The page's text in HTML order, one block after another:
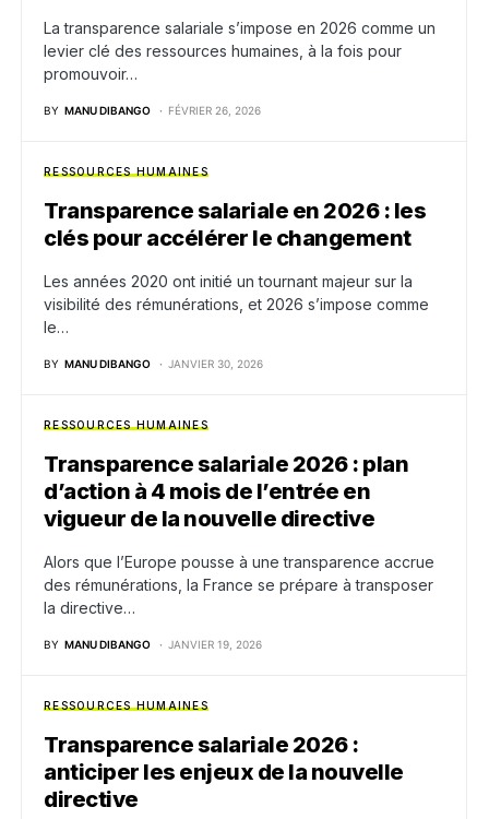
La transparence salariale s’impose en 2026 comme un
levier clé des ressources humaines, à la fois pour
promouvoir…
BY MANU DIBANGO FÉVRIER 26, 2026
RESSOURCES HUMAINES
Transparence salariale en 2026 : les
clés pour accélérer le changement
Les années 2020 ont initié un tournant majeur sur la
visibilité des rémunérations, et 2026 s’impose comme
le…
BY MANU DIBANGO JANVIER 30, 2026
RESSOURCES HUMAINES
Transparence salariale 2026 : plan
d’action à 4 mois de l’entrée en
vigueur de la nouvelle directive
Alors que l’Europe pousse à une transparence accrue
des rémunérations, la France se prépare à transposer
la directive…
BY MANU DIBANGO JANVIER 19, 2026
RESSOURCES HUMAINES
Transparence salariale 2026 :
anticiper les enjeux de la nouvelle
directive